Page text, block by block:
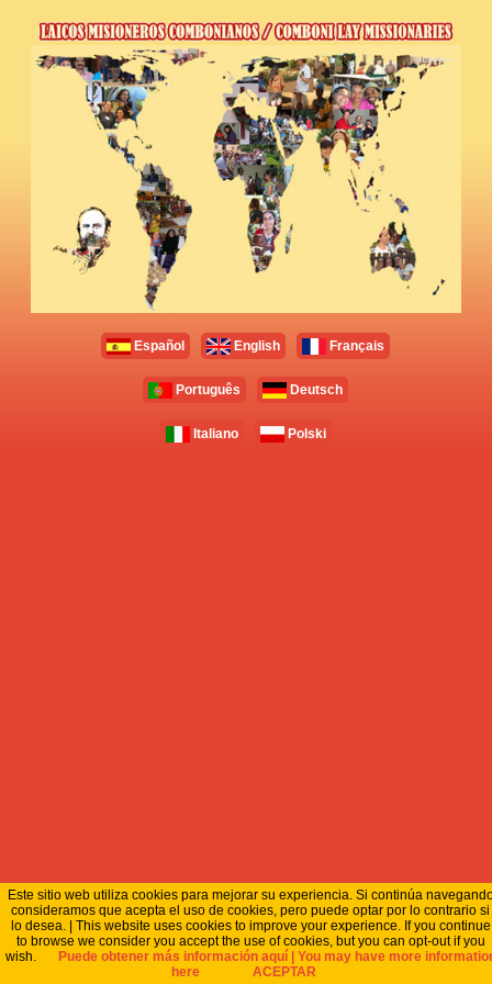
Español English Français
Português Deutsch
Italiano Polski
Este sitio web utiliza cookies para mejorar su experiencia. Si continúa
consideramos que acepta el uso de cookies, pero puede optar por lo contrario si
lo desea. | This website uses cookies to improve your experience. If you continue
to browse we consider you accept the use of cookies, but you can opt-out if you
wish.
Puede obtener más información aquí | You may have more
here
ACEPTAR